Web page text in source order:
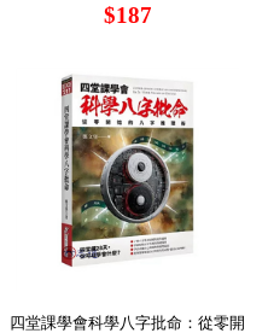
$187
四堂課學會科學八字批命：從零開